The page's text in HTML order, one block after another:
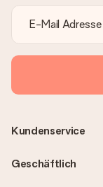
Kundenservice
Geschäftlich